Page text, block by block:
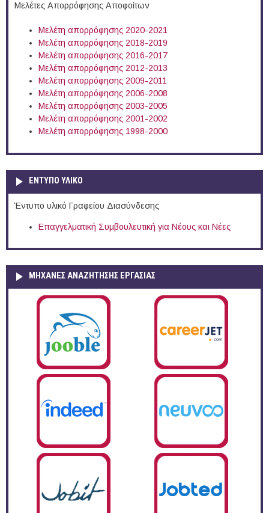
Μελέτες Απορρόφησης Αποφοίτων
Μελέτη απορρόφησης 2020-2021
Μελέτη απορρόφησης 2018-2019
Μελέτη απορρόφησης 2016-2017
Μελέτη απορρόφησης 2012-2013
Μελέτη απορρόφησης 2009-2011
Μελέτη απορρόφησης 2006-2008
Μελέτη απορρόφησης 2003-2005
Μελέτη απορρόφησης 2001-2002
Μελέτη απορρόφησης 1998-2000
ΕΝΤΥΠΟ ΥΛΙΚΟ
Έντυπο υλικό Γραφείου Διασύνδεσης
Επαγγελματική Συμβουλευτική για Νέους και Νέες
ΜΗΧΑΝΕΣ ΑΝΑΖΗΤΗΣΗΣ ΕΡΓΑΣΙΑΣ